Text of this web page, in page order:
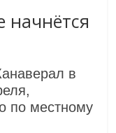
начнётся
в
по местному